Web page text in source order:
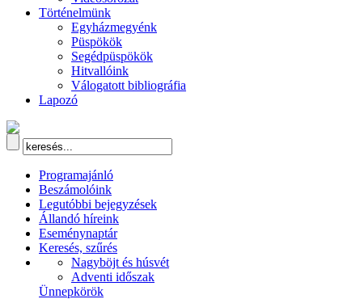
Történelmünk
Egyházmegyénk
Püspökök
Segédpüspökök
Hitvallóink
Válogatott bibliográfia
Lapozó
Programajánló
Beszámolóink
Legutóbbi bejegyzések
Állandó híreink
Eseménynaptár
Keresés, szűrés
Nagyböjt és húsvét
Adventi időszak
Ünnepkörök